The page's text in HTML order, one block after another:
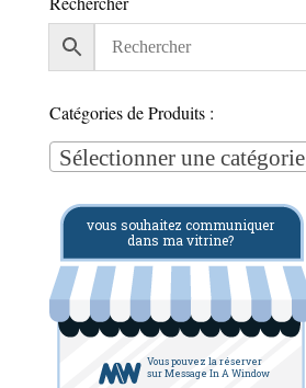
Catégories de Produits :
Sélectionner une catégorie
vous souhaitez communiquer
dans ma vitrine?
Vous pouvez la réserver
sur Message In A Window